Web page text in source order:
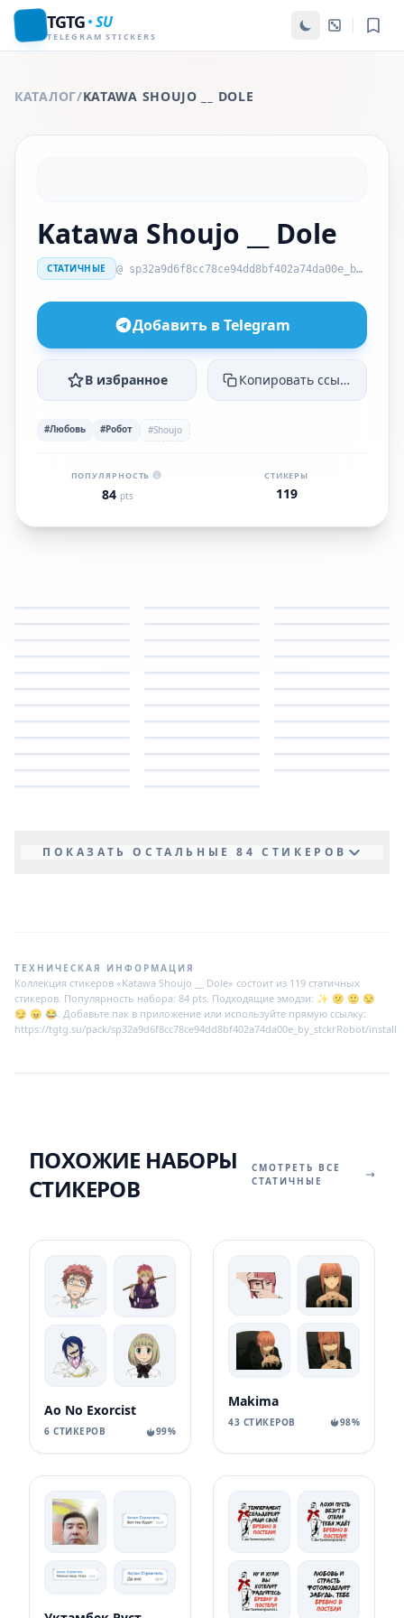
TGTG SU
TELEGRAM STICKERS
КАТАЛОГ/KATAWA SHOUJO __ DOLE
Katawa Shoujo __ Dole
СТАТИЧНЫЕ @ sp32a9d6f8cc78ce94dd8bf402a74da00e_by_stckrRobot
Добавить в Telegram
В избранное Копировать ссылку
#Любовь #Робот #Shoujo
ПОПУЛЯРНОСТЬ
84 pts
СТИКЕРЫ
119
ПОКАЗАТЬ ОСТАЛЬНЫЕ 84 СТИКЕРОВ
ТЕХНИЧЕСКАЯ ИНФОРМАЦИЯ
Коллекция стикеров «Katawa Shoujo __ Dole» состоит из 119 статичных
стикеров. Популярность набора: 84 pts. Подходящие эмодзи: ✨ 😕 🙂 😒
😏 😠 😂. Добавьте пак в приложение или используйте прямую ссылку:
https://tgtg.su/pack/sp32a9d6f8cc78ce94dd8bf402a74da00e_by_stckrRobot/install
ПОХОЖИЕ НАБОРЫ
СТИКЕРОВ
СМОТРЕТЬ ВСЕ
СТАТИЧНЫЕ
Ao No Exorcist
6 СТИКЕРОВ 99%
Makima
43 СТИКЕРОВ 98%